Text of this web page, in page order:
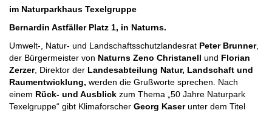
im Naturparkhaus Texelgruppe
Bernardin Astfäller Platz 1, in Naturns.
Umwelt-, Natur- und Landschaftsschutzlandesrat Peter Brunner,
der Bürgermeister von Naturns Zeno Christanell und Florian
Zerzer, Direktor der Landesabteilung Natur, Landschaft und
Raumentwicklung, werden die Grußworte sprechen. Nach
einem Rück- und Ausblick zum Thema „50 Jahre Naturpark
Texelgruppe“ gibt Klimaforscher Georg Kaserunter dem Titel